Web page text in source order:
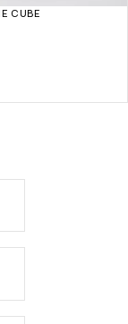
CUBE